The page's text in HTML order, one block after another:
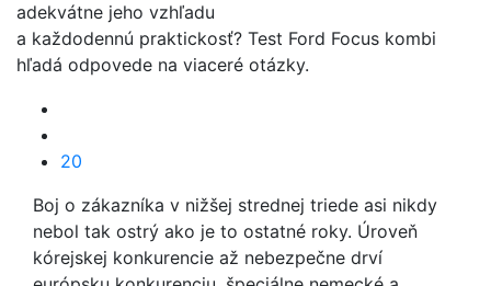
adekvátne jeho vzhľadu
a každodennú praktickosť? Test Ford Focus kombi
hľadá odpovede na viaceré otázky.
20
Boj o zákazníka v nižšej strednej triede asi nikdy
nebol tak ostrý ako je to ostatné roky. Úroveň
kórejskej konkurencie až nebezpečne drví